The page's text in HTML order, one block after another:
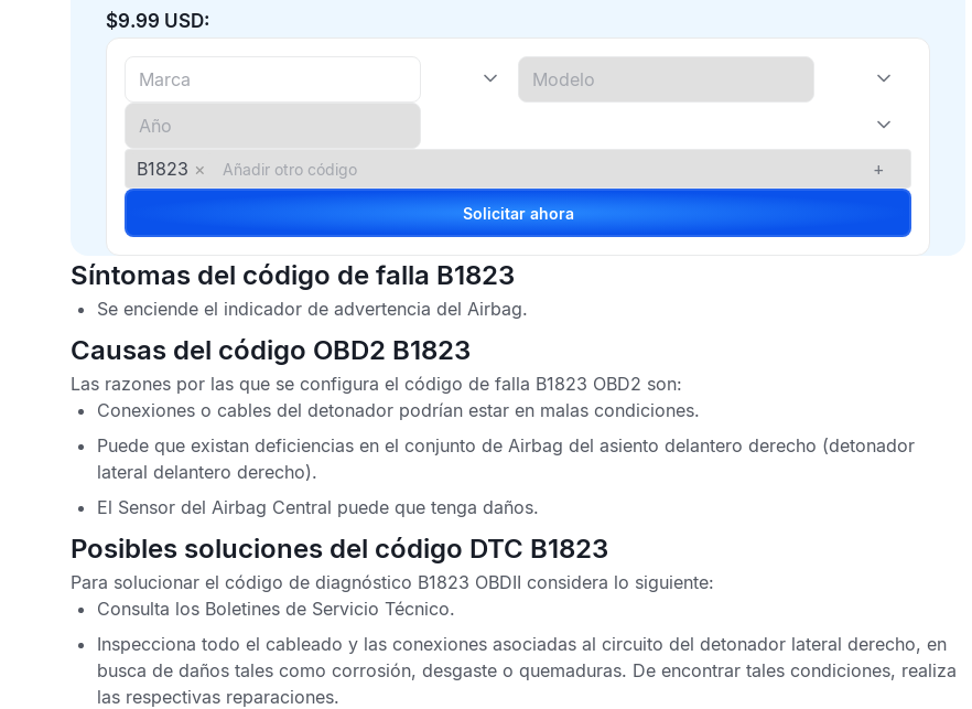
$9.99 USD:
B1823 × +
Solicitar ahora
Síntomas del código de falla B1823
Se enciende el indicador de advertencia del Airbag.
Causas del código OBD2 B1823
Las razones por las que se configura el código de falla B1823 OBD2 son:
Conexiones o cables del detonador podrían estar en malas condiciones.
Puede que existan deficiencias en el conjunto de Airbag del asiento delantero derecho (detonador
lateral delantero derecho).
El Sensor del Airbag Central puede que tenga daños.
Posibles soluciones del código DTC B1823
Para solucionar el código de diagnóstico B1823 OBDII considera lo siguiente:
Consulta los Boletines de Servicio Técnico.
Inspecciona todo el cableado y las conexiones asociadas al circuito del detonador lateral derecho, en
busca de daños tales como corrosión, desgaste o quemaduras. De encontrar tales condiciones, realiza
las respectivas reparaciones.